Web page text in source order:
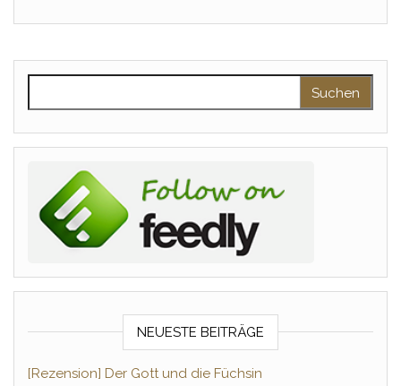
NEUESTE BEITRÄGE
[Rezension] Der Gott und die Füchsin